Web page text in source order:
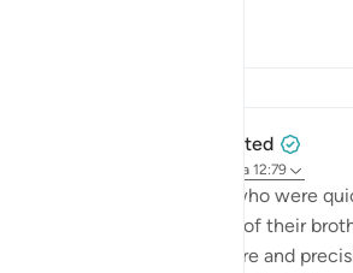
When the Stars Prostrated
aleya 12:79
💭 Unlike his brothers who were
belief in the possibility of their
Yūsuf (as) exhibited care and